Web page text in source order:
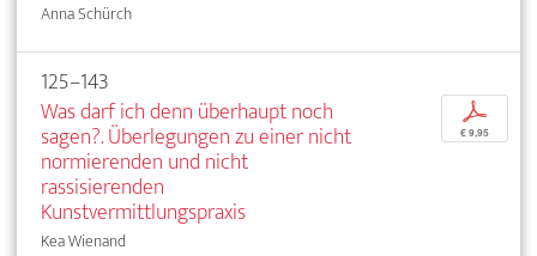
Anna Schürch
125–143
Was darf ich denn überhaupt noch
sagen?. Überlegungen zu einer nicht
normierenden und nicht
rassisierenden
Kunstvermittlungspraxis
Kea Wienand
p
€ 9,95